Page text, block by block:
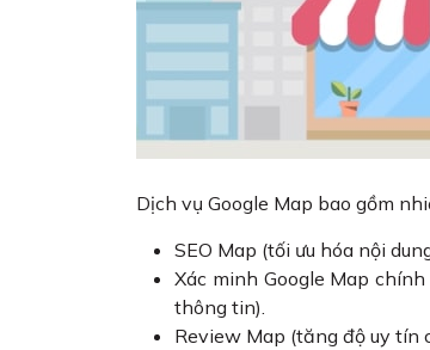
Dịch vụ Google Map bao gồm
SEO Map (tối ưu hóa nội
Xác minh Google Map
thông tin).
Review Map (tăng độ uy tín